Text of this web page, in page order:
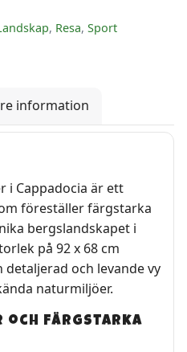
, Resa, Sport
information
i Cappadocia är ett
föreställer färgstarka
bergslandskapet i
på 92 x 68 cm
och levande vy
naturmiljöer.
och färgstarka